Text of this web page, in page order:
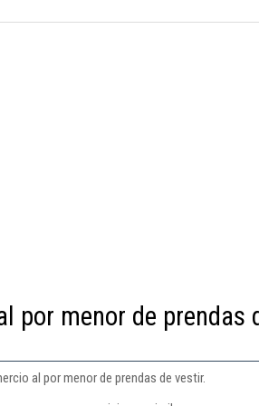
por menor de prendas
al por menor de prendas de vestir.